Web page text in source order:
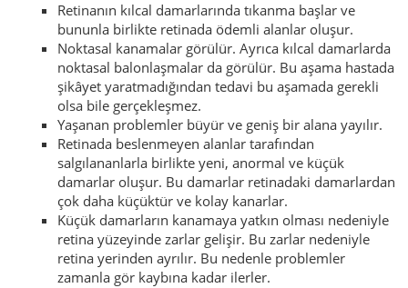
Retinanın kılcal damarlarında tıkanma başlar ve
bununla birlikte retinada ödemli alanlar oluşur.
Noktasal kanamalar görülür. Ayrıca kılcal damarlarda
noktasal balonlaşmalar da görülür. Bu aşama hastada
şikâyet yaratmadığından tedavi bu aşamada gerekli
olsa bile gerçekleşmez.
Yaşanan problemler büyür ve geniş bir alana yayılır.
Retinada beslenmeyen alanlar tarafından
salgılananlarla birlikte yeni, anormal ve küçük
damarlar oluşur. Bu damarlar retinadaki damarlardan
çok daha küçüktür ve kolay kanarlar.
Küçük damarların kanamaya yatkın olması nedeniyle
retina yüzeyinde zarlar gelişir. Bu zarlar nedeniyle
retina yerinden ayrılır. Bu nedenle problemler
zamanla gör kaybına kadar ilerler.